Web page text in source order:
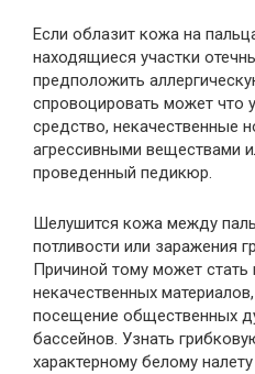
Если облазит кожа на
находящиеся участки
предположить
спровоцировать может
средство, некачественные
агрессивными веществами
проведенный педикюр.
Шелушится кожа между
потливости или заражения
Причиной тому может стать
некачественных
посещение общественных
бассейнов. Узнать
характерному белому